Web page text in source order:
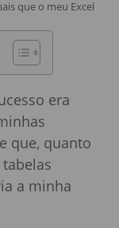
que o meu Excel
era
que, quanto
a minha